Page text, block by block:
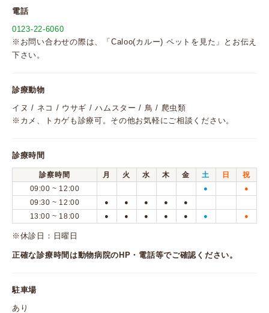
電話
0123-22-6060
※お問い合わせの際は、「Caloo(カルー) ペットを見た」とお伝え
下さい。
診療動物
イヌ / ネコ / ウサギ / ハムスター / 鳥 / 爬虫類
※カメ、トカゲも診療可。その他お気軽にご相談ください。
診療時間
診察時間 月 火 水 木 金 土 日
祝
09:00 ~ 12:00
● ●
09:30 ~ 12:00 ● ● ● ● ●
13:00 ~ 18:00 ● ● ● ● ● ● ●
※休診日：日曜日
正確な診療時間は動物病院のHP・電話等でご確認ください。
駐車場
あり